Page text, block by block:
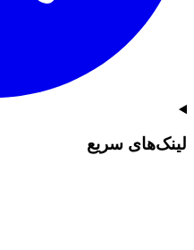
لینک‌های سریع